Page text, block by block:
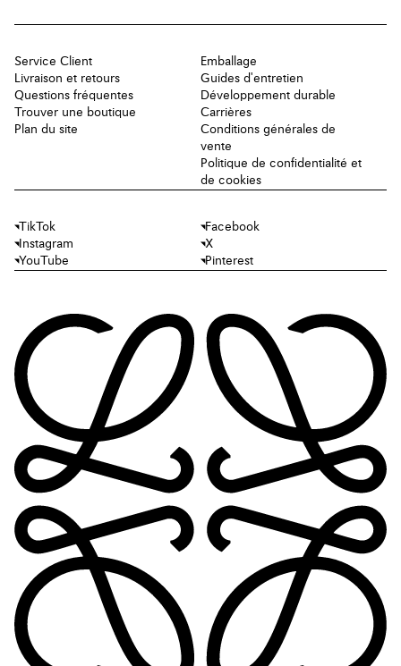
Service Client
Livraison et retours
Questions fréquentes
Trouver une boutique
Plan du site
Emballage
Guides d'entretien
Développement durable
Carrières
Conditions générales de
vente
Politique de confidentialité et
de cookies
TikTok
Facebook
Instagram
X
YouTube
Pinterest